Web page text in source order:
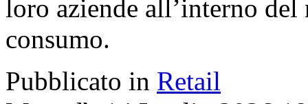
loro aziende all’interno
consumo.
Pubblicato in Retail